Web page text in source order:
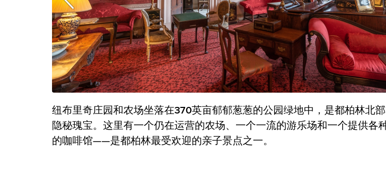
纽布里奇庄园和农场坐落在370英亩郁郁葱葱的公园绿地中，是都柏林北
隐秘瑰宝。这里有一个仍在运营的农场、一个一流的游乐场和一个提供各
的咖啡馆——是都柏林最受欢迎的亲子景点之一。